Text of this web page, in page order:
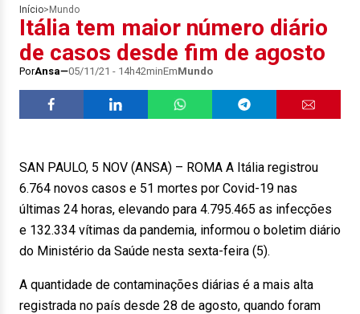
Início> Mundo
Itália tem maior número diário
de casos desde fim de agosto
PorAnsa 05/11/21 - 14h42minEmMundo
SAN PAULO, 5 NOV (ANSA) – ROMA A Itália registrou
6.764 novos casos e 51 mortes por Covid-19 nas
últimas 24 horas, elevando para 4.795.465 as infecções
e 132.334 vítimas da pandemia, informou o boletim diário
do Ministério da Saúde nesta sexta-feira (5).
A quantidade de contaminações diárias é a mais alta
registrada no país desde 28 de agosto, quando foram